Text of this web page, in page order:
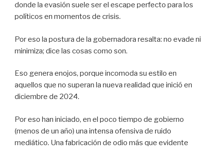
donde la evasión suele ser el escape perfecto para los
políticos en momentos de crisis.
Por eso la postura de la gobernadora resalta: no evade ni
minimiza; dice las cosas como son.
Eso genera enojos, porque incomoda su estilo en
aquellos que no superan la nueva realidad que inició en
diciembre de 2024.
Por eso han iniciado, en el poco tiempo de gobierno
(menos de un año) una intensa ofensiva de ruido
mediático. Una fabricación de odio más que evidente